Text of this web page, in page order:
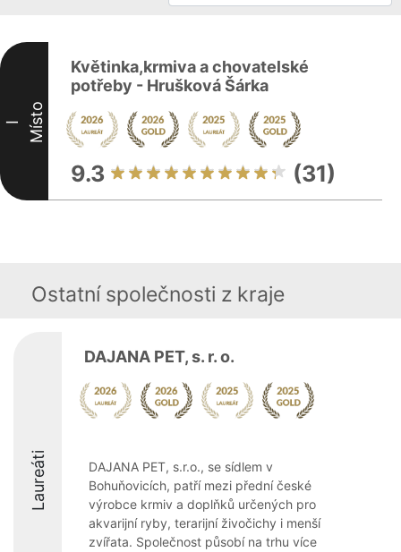
I Místo
Květinka,krmiva a chovatelské
potřeby - Hrušková Šárka
9.3 (31)
Ostatní společnosti z kraje
Laureáti
DAJANA PET, s. r. o.
DAJANA PET, s.r.o., se sídlem v
Bohuňovicích, patří mezi přední české
výrobce krmiv a doplňků určených pro
akvarijní ryby, terarijní živočichy i menší
zvířata. Společnost působí na trhu více